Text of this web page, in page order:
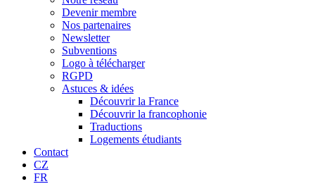
Devenir membre
Nos partenaires
Newsletter
Subventions
Logo à télécharger
RGPD
Astuces & idées
Découvrir la France
Découvrir la francophonie
Traductions
Logements étudiants
Contact
CZ
FR